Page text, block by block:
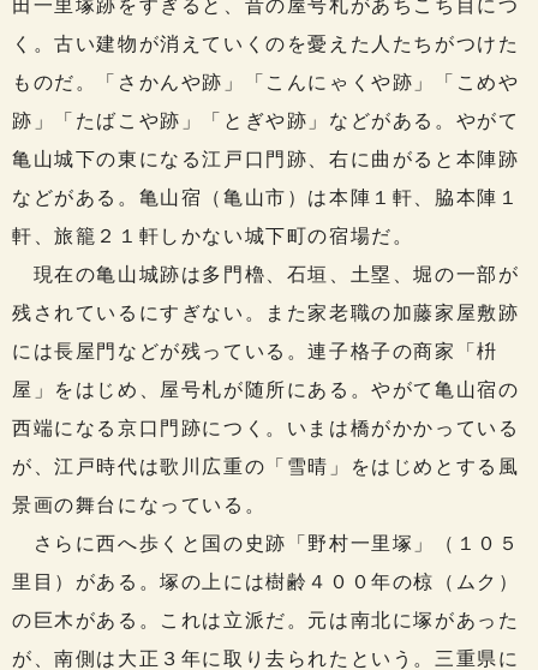
田一里塚跡をすぎると、昔の屋号札があちこち目につ
く。古い建物が消えていくのを憂えた人たちがつけた
ものだ。「さかんや跡」「こんにゃくや跡」「こめや
跡」「たばこや跡」「とぎや跡」などがある。やがて
亀山城下の東になる江戸口門跡、右に曲がると本陣跡
などがある。亀山宿（亀山市）は本陣１軒、脇本陣１
軒、旅籠２１軒しかない城下町の宿場だ。
現在の亀山城跡は多門櫓、石垣、土塁、堀の一部が
残されているにすぎない。また家老職の加藤家屋敷跡
には長屋門などが残っている。連子格子の商家「枡
屋」をはじめ、屋号札が随所にある。やがて亀山宿の
西端になる京口門跡につく。いまは橋がかかっている
が、江戸時代は歌川広重の「雪晴」をはじめとする風
景画の舞台になっている。
さらに西へ歩くと国の史跡「野村一里塚」（１０５
里目）がある。塚の上には樹齢４００年の椋（ムク）
の巨木がある。これは立派だ。元は南北に塚があった
が、南側は大正３年に取り去られたという。三重県に